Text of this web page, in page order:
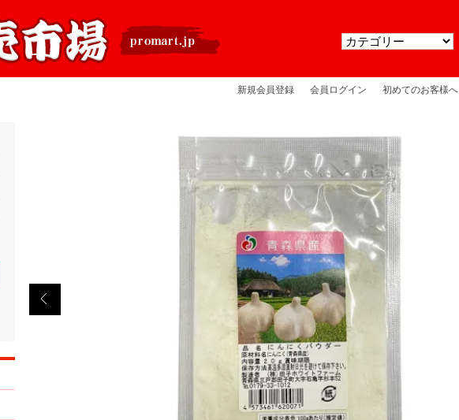
新規会員登録 会員ログイン 初めてのお客様へ